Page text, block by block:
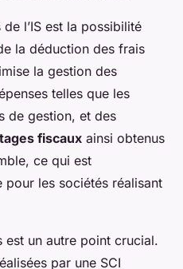
l’IS est la possibilité
la déduction des frais
la gestion des
telles que les
de gestion, et des
fiscaux ainsi obtenus
ce qui est
les sociétés réalisant
est un autre point crucial.
par une SCI